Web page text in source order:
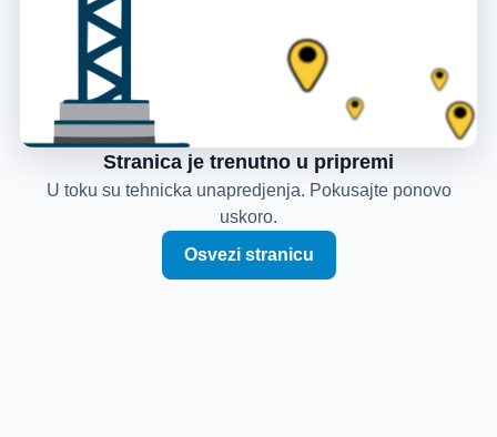
Stranica je trenutno u pripremi
U toku su tehnicka unapredjenja. Pokusajte ponovo
uskoro.
Osvezi stranicu